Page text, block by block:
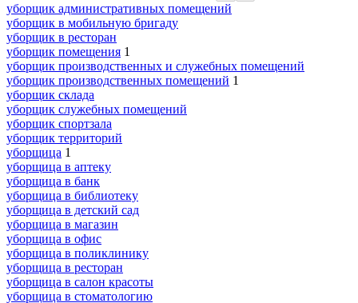
уборщик административных помещений
уборщик в мобильную бригаду
уборщик в ресторан
уборщик помещения 1
уборщик производственных и служебных помещений
уборщик производственных помещений 1
уборщик склада
уборщик служебных помещений
уборщик спортзала
уборщик территорий
уборщица 1
уборщица в аптеку
уборщица в банк
уборщица в библиотеку
уборщица в детский сад
уборщица в магазин
уборщица в офис
уборщица в поликлинику
уборщица в ресторан
уборщица в салон красоты
уборщица в стоматологию